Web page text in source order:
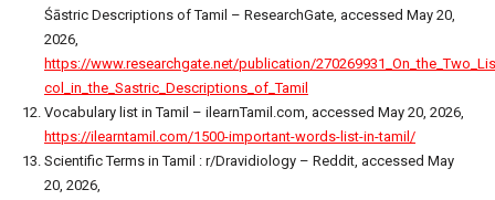
Śāstric Descriptions of Tamil – ResearchGate, accessed May 20,
2026,
https://www.researchgate.net/publication/
col_in_the_Sastric_Descriptions_of_Tamil
Vocabulary list in Tamil – ilearnTamil.com, accessed May 20, 2026,
https://ilearntamil.com/1500-important-words-list-in-tamil/
Scientific Terms in Tamil : r/Dravidiology – Reddit, accessed May
20, 2026,